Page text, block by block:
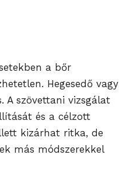
a bőr
Hegesedő vagy
A szövettani vizsgálat
és a célzott
kizárhat ritka, de
más módszerekkel